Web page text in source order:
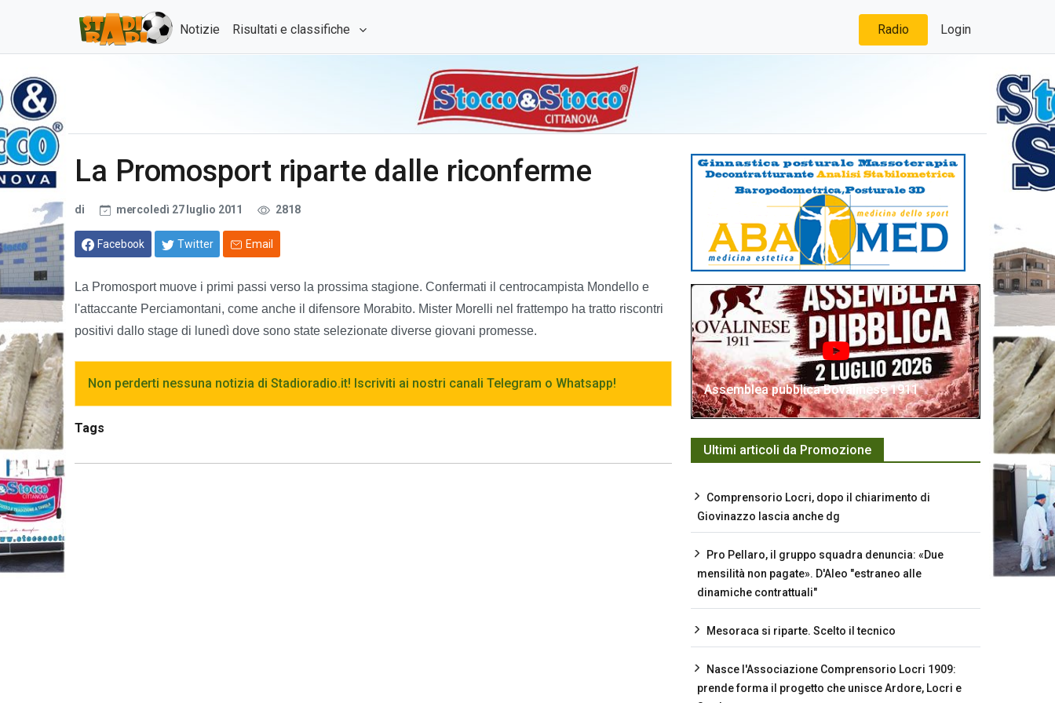
Notizie Risultati e classifiche Radio Login
La Promosport riparte dalle riconferme
di mercoledì 27 luglio 2011 2818
Facebook Twitter Email
La Promosport muove i primi passi verso la prossima stagione. Confermati il centrocampista Mondello e
l'attaccante Perciamontani, come anche il difensore Morabito. Mister Morelli nel frattempo ha tratto riscontri
positivi dallo stage di lunedì dove sono state selezionate diverse giovani promesse.
Non perderti nessuna notizia di Stadioradio.it! Iscriviti ai nostri canali Telegram o Whatsapp!
Tags
Assemblea pubblica Bovalinese 1911
Ultimi articoli da Promozione
Comprensorio Locri, dopo il chiarimento di
Giovinazzo lascia anche dg
Pro Pellaro, il gruppo squadra denuncia: «Due
mensilità non pagate». D'Aleo "estraneo alle
dinamiche contrattuali"
Mesoraca si riparte. Scelto il tecnico
Nasce l'Associazione Comprensorio Locri 1909:
prende forma il progetto che unisce Ardore, Locri e